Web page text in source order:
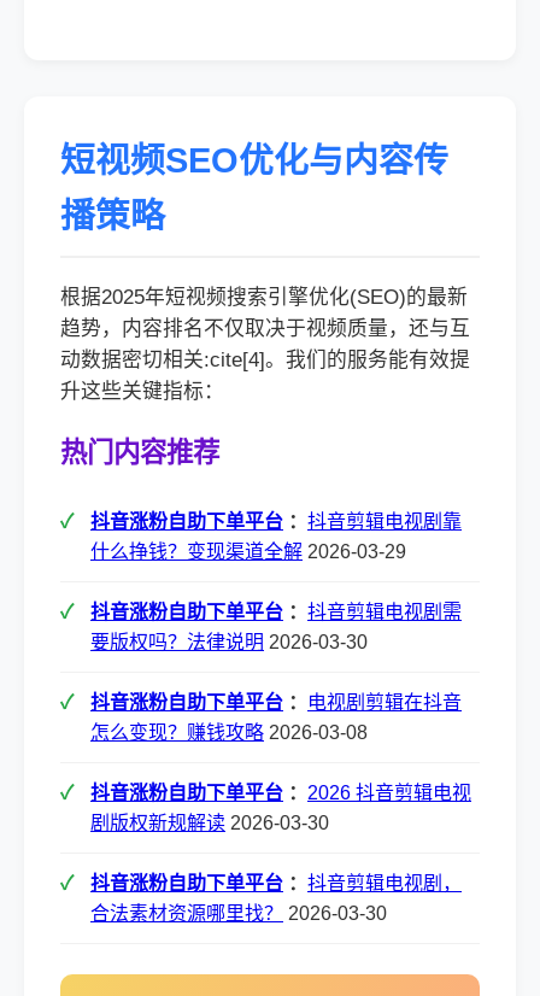
短视频SEO优化与内容传
播策略
根据2025年短视频搜索引擎优化(SEO)的最新
趋势，内容排名不仅取决于视频质量，还与互
动数据密切相关:cite[4]。我们的服务能有效提
升这些关键指标：
热门内容推荐
抖音涨粉自助下单平台 ： 抖音剪辑电视剧靠
什么挣钱？变现渠道全解 2026-03-29
抖音涨粉自助下单平台 ： 抖音剪辑电视剧需
要版权吗？法律说明 2026-03-30
抖音涨粉自助下单平台 ：
电视剧剪辑在抖音
怎么变现？赚钱攻略 2026-03-08
抖音涨粉自助下单平台 ： 2026 抖音剪辑电视
剧版权新规解读 2026-03-30
抖音涨粉自助下单平台 ： 抖音剪辑电视剧，
合法素材资源哪里找？
2026-03-30